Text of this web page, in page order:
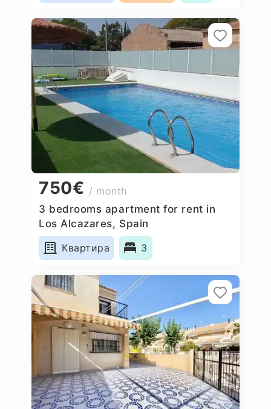
750€ / month
3 bedrooms apartment for rent in
Los Alcazares, Spain
Квартира
3